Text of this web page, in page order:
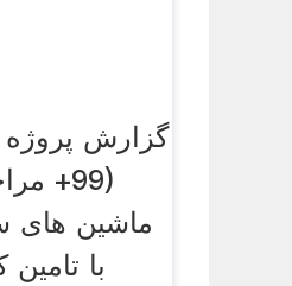
گزارش
(99+
با